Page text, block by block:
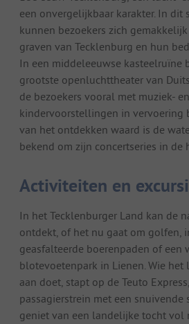
een onvergelijkbaar karakter. In dit
kunnen bezoekers zich
graven van Tecklenburg en hun
In een middeleeuwse kasteelruïne
grootste openluchttheater van
de bezoekers vooral met muziek- en
kindervoorstellingen in vervoering
van het ontdekken waard is de
bekend om zijn concertseries in de
Activiteiten en
In het Tecklenburger Land kan de
ontdekt, of het nu gaat om golfen,
geasfalteerde boerenpaden of een
blotevoetenpark in Lienen. Wie het
aan doet, stapt op de Teuto
passagierstrein met een
geniet van een landelijke tocht vol